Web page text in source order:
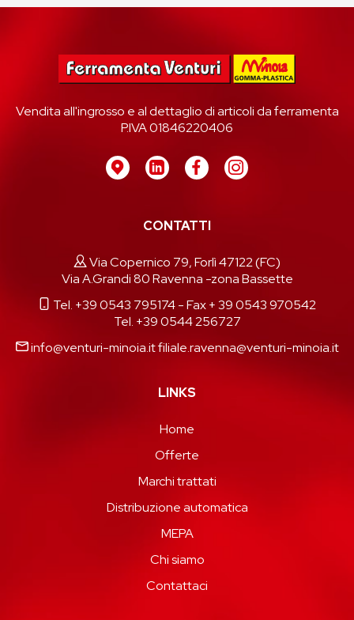
Vendita all'ingrosso e al dettaglio di articoli da ferramenta
P.IVA 01846220406
CONTATTI
Via Copernico 79, Forlì 47122 (FC)
Via A.Grandi 80 Ravenna -zona Bassette
Tel. +39 0543 795174- Fax + 39 0543 970542
Tel. +39 0544 256727
info@venturi-minoia.itfiliale.ravenna@venturi-minoia.it
LINKS
Home
Offerte
Marchi trattati
Distribuzione automatica
MEPA
Chi siamo
Contattaci